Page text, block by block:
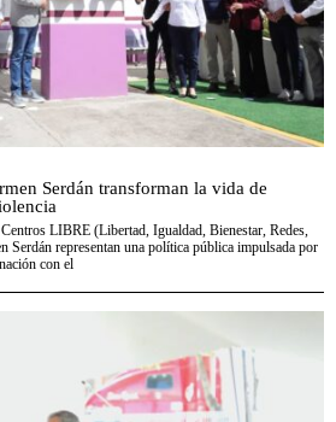
Serdán transforman la vida de
LIBRE (Libertad, Igualdad, Bienestar, Redes,
Serdán representan una política pública impulsada por
con el